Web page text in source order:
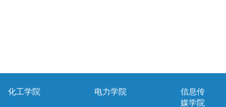
化工学院 电力学院
信息传
媒学院